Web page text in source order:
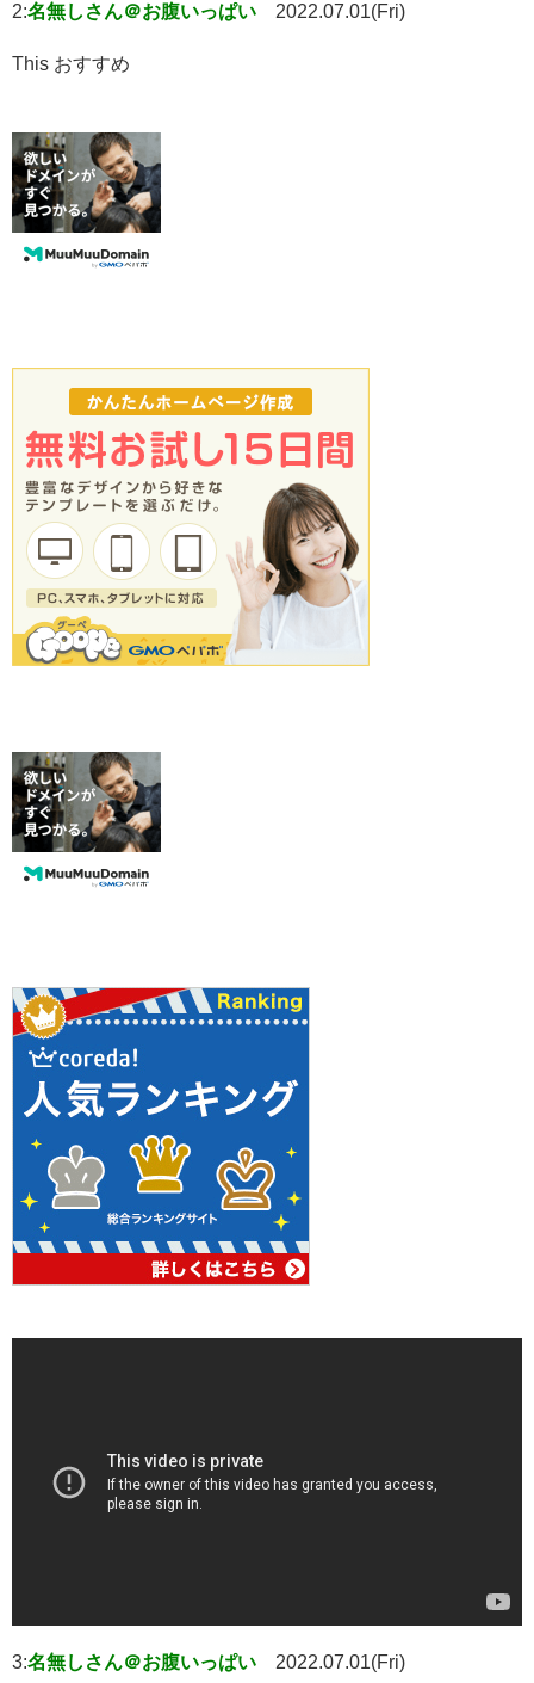
2:名無しさん＠お腹いっぱい 2022.07.01(Fri)
This おすすめ
3:名無しさん＠お腹いっぱい 2022.07.01(Fri)